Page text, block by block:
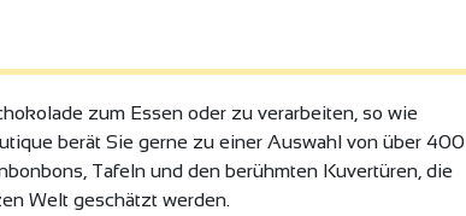
zum Essen oder zu verarbeiten, so wie
berät Sie gerne zu einer Auswahl von über 400
Tafeln und den berühmten Kuvertüren, die
Welt geschätzt werden.